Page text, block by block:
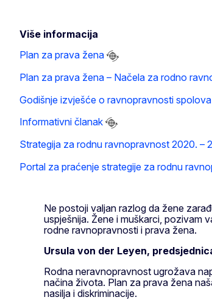
Više informacija
Plan za prava žena
Plan za prava žena – Načela za rodno
Godišnje izvješće o ravnopravnosti spolova
Informativni članak
Strategija za rodnu ravnopravnost 2020. –
Portal za praćenje strategije za rodnu
Ne postoji valjan razlog da žene
uspješnija. Žene i muškarci, pozivam
rodne ravnopravnosti i prava žena.
Ursula von der Leyen,
Rodna neravnopravnost ugrožava
načina života. Plan za prava žena
nasilja i diskriminacije.